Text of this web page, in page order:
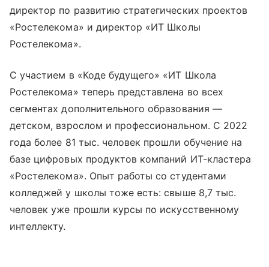
директор по развитию стратегических проектов
«Ростелекома» и директор «ИТ Школы
Ростелекома».
С участием в «Коде будущего» «ИТ Школа
Ростелекома» теперь представлена во всех
сегментах дополнительного образования —
детском, взрослом и профессиональном. С 2022
года более 81 тыс. человек прошли обучение на
базе цифровых продуктов компаний ИТ-кластера
«Ростелекома». Опыт работы со студентами
колледжей у школы тоже есть: свыше 8,7 тыс.
человек уже прошли курсы по искусственному
интеллекту.